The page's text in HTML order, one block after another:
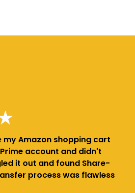
my Amazon shopping cart
account and didn't
it out and found Share-
process was flawless